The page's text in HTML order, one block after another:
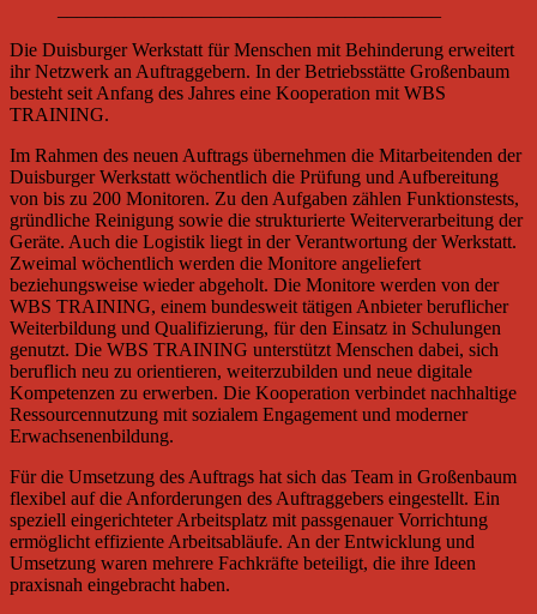
Die Duisburger Werkstatt für Menschen mit Behinderung erweitert
ihr Netzwerk an Auftraggebern. In der Betriebsstätte Großenbaum
besteht seit Anfang des Jahres eine Kooperation mit WBS
TRAINING.
Im Rahmen des neuen Auftrags übernehmen die Mitarbeitenden der
Duisburger Werkstatt wöchentlich die Prüfung und Aufbereitung
von bis zu 200 Monitoren. Zu den Aufgaben zählen Funktionstests,
gründliche Reinigung sowie die strukturierte Weiterverarbeitung der
Geräte. Auch die Logistik liegt in der Verantwortung der Werkstatt.
Zweimal wöchentlich werden die Monitore angeliefert
beziehungsweise wieder abgeholt. Die Monitore werden von der
WBS TRAINING, einem bundesweit tätigen Anbieter beruflicher
Weiterbildung und Qualifizierung, für den Einsatz in Schulungen
genutzt. Die WBS TRAINING unterstützt Menschen dabei, sich
beruflich neu zu orientieren, weiterzubilden und neue digitale
Kompetenzen zu erwerben. Die Kooperation verbindet nachhaltige
Ressourcennutzung mit sozialem Engagement und moderner
Erwachsenenbildung.
Für die Umsetzung des Auftrags hat sich das Team in Großenbaum
flexibel auf die Anforderungen des Auftraggebers eingestellt. Ein
speziell eingerichteter Arbeitsplatz mit passgenauer Vorrichtung
ermöglicht effiziente Arbeitsabläufe. An der Entwicklung und
Umsetzung waren mehrere Fachkräfte beteiligt, die ihre Ideen
praxisnah eingebracht haben.